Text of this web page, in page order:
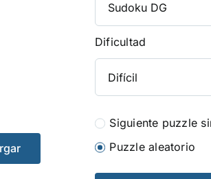
Dificultad
Siguiente puzzle
Puzzle aleatorio